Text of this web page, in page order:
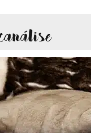
da
Psicanálise